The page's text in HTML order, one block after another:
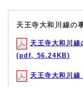
天王寺大和川線の
天王寺大和川線
(pdf, 56.24KB)
天王寺大和川